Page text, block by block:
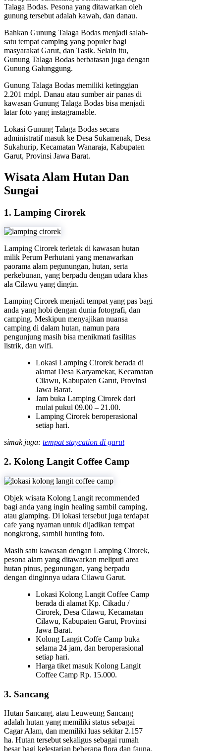
Talaga Bodas. Pesona yang ditawarkan oleh
gunung tersebut adalah kawah, dan danau.
Bahkan Gunung Talaga Bodas menjadi salah-
satu tempat camping yang populer bagi
masyarakat Garut, dan Tasik. Selain itu,
Gunung Talaga Bodas berbatasan juga dengan
Gunung Galunggung.
Gunung Talaga Bodas memiliki ketinggian
2.201 mdpl. Danau atau sumber air panas di
kawasan Gunung Talaga Bodas bisa menjadi
latar foto yang instagramable.
Lokasi Gunung Talaga Bodas secara
administratif masuk ke Desa Sukamenak, Desa
Sukahurip, Kecamatan Wanaraja, Kabupaten
Garut, Provinsi Jawa Barat.
Wisata Alam Hutan Dan
Sungai
1. Lamping Cirorek
Lamping Cirorek terletak di kawasan hutan
milik Perum Perhutani yang menawarkan
paorama alam pegunungan, hutan, serta
perkebunan, yang berpadu dengan udara khas
ala Cilawu yang dingin.
Lamping Cirorek menjadi tempat yang pas bagi
anda yang hobi dengan dunia fotografi, dan
camping. Meskipun menyajikan nuansa
camping di dalam hutan, namun para
pengunjung masih bisa menikmati fasilitas
listrik, dan wifi.
Lokasi Lamping Cirorek berada di
alamat Desa Karyamekar, Kecamatan
Cilawu, Kabupaten Garut, Provinsi
Jawa Barat.
Jam buka Lamping Cirorek dari
mulai pukul 09.00 – 21.00.
Lamping Cirorek beroperasional
setiap hari.
simak juga: tempat staycation di garut
2. Kolong Langit Coffee Camp
Objek wisata Kolong Langit recommended
bagi anda yang ingin healing sambil camping,
atau glamping. Di lokasi tersebut juga terdapat
cafe yang nyaman untuk dijadikan tempat
nongkrong, sambil hunting foto.
Masih satu kawasan dengan Lamping Cirorek,
pesona alam yang ditawarkan meliputi area
hutan pinus, pegunungan, yang berpadu
dengan dinginnya udara Cilawu Garut.
Lokasi Kolong Langit Coffee Camp
berada di alamat Kp. Cikadu /
Cirorek, Desa Cilawu, Kecamatan
Cilawu, Kabupaten Garut, Provinsi
Jawa Barat.
Kolong Langit Coffe Camp buka
selama 24 jam, dan beroperasional
setiap hari.
Harga tiket masuk Kolong Langit
Coffee Camp Rp. 15.000.
3. Sancang
Hutan Sancang, atau Leuweung Sancang
adalah hutan yang memiliki status sebagai
Cagar Alam, dan memiliki luas sekitar 2.157
ha. Hutan tersebut sekaligus sebagai rumah
besar bagi kelestarian beberapa flora dan fauna.